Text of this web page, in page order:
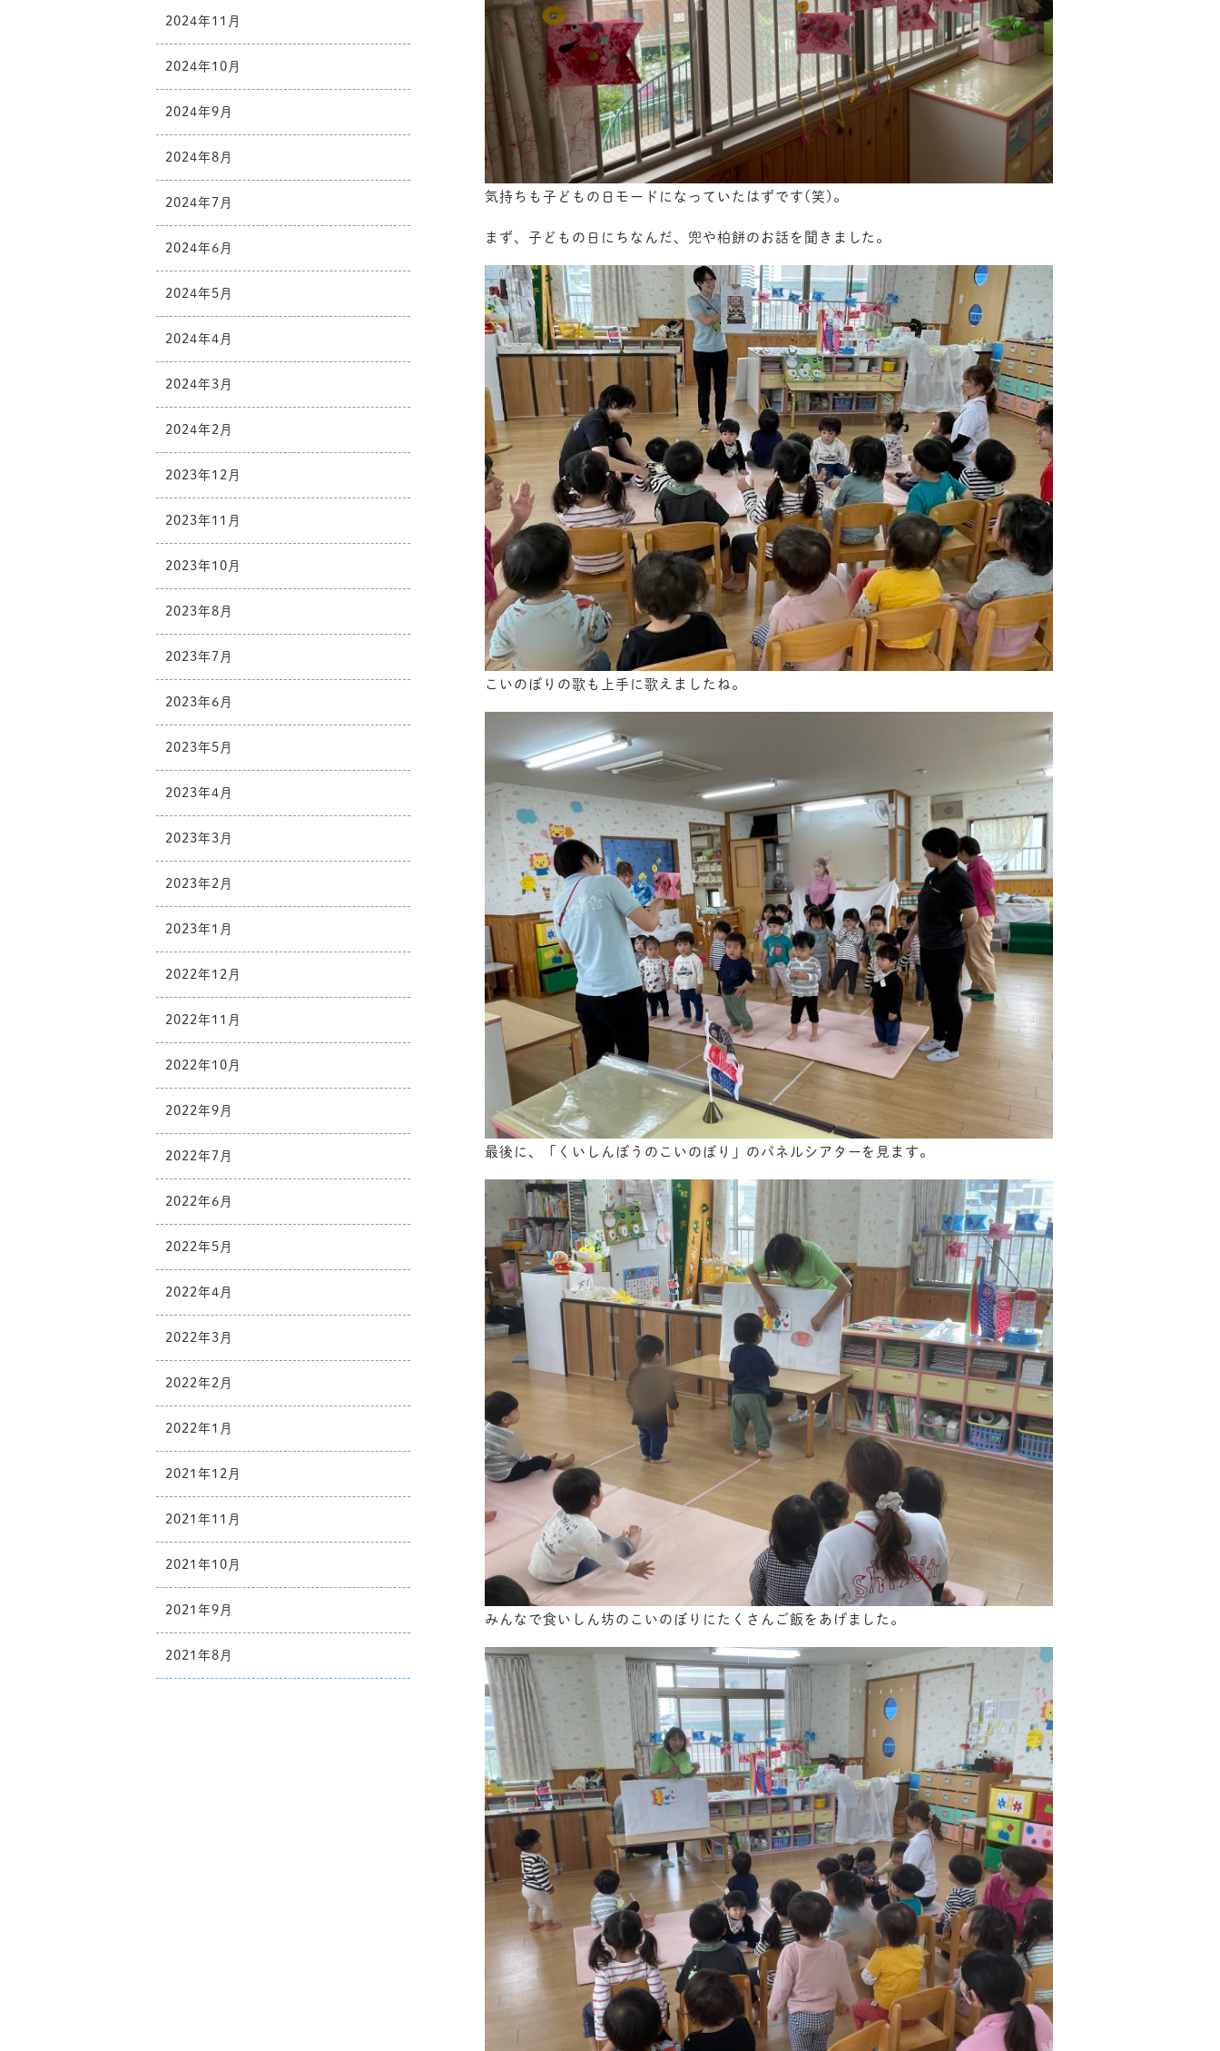
気持ちも子どもの日モードになっていたはずです(笑)。
まず、子どもの日にちなんだ、兜や柏餅のお話を聞きました。
こいのぼりの歌も上手に歌えましたね。
最後に、「くいしんぼうのこいのぼり」のパネルシアターを見ます。
みんなで食いしん坊のこいのぼりにたくさんご飯をあげました。
2024年11月
2024年10月
2024年9月
2024年8月
2024年7月
2024年6月
2024年5月
2024年4月
2024年3月
2024年2月
2023年12月
2023年11月
2023年10月
2023年8月
2023年7月
2023年6月
2023年5月
2023年4月
2023年3月
2023年2月
2023年1月
2022年12月
2022年11月
2022年10月
2022年9月
2022年7月
2022年6月
2022年5月
2022年4月
2022年3月
2022年2月
2022年1月
2021年12月
2021年11月
2021年10月
2021年9月
2021年8月